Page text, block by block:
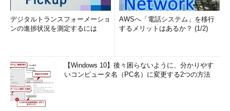
デジタルトランスフォーメーショ
ンの進捗状況を測定するには
AWSへ「電話システム」を移行
するメリットはあるか？ (1/2)
【Windows 10】後々困らないように、分かりやす
いコンピュータ名（PC名）に変更する2つの方法